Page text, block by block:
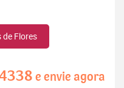
de Flores
e envie agora